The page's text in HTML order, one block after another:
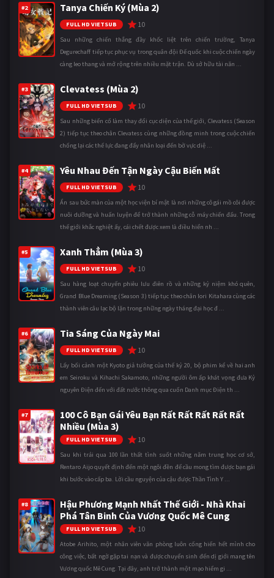
#2 Tanya Chiến Ký (Mùa 2)
FULL HD VIETSUB 10
Sau những chiến thắng đầy khốc liệt trên chiến trường, Tanya
Degurechaff tiếp tục phục vụ trong quân đội Đế quốc khi cuộc chiến ngày
càng leo thang và mở rộng trên nhiều mặt trận. Dù sở hữu tài năn ...
#3 Clevatess (Mùa 2)
FULL HD VIETSUB 10
Sau những biến cố làm thay đổi cục diện của thế giới, Clevatess (Season
2) tiếp tục theo chân Clevatess cùng những đồng minh trong cuộc chiến
chống lại các thế lực đang đẩy nhân loại đến bờ vực diệ ...
#4 Yêu Nhau Đến Tận Ngày Cậu Biến Mất
FULL HD VIETSUB 10
Ẩn sau bức màn của một học viện bí mật là nơi những cô gái mồ côi được
nuôi dưỡng và huấn luyện để trở thành những cỗ máy chiến đấu. Trong
thế giới khắc nghiệt ấy, cái chết được xem là điều hiển nh ...
#5 Xanh Thẳm (Mùa 3)
FULL HD VIETSUB 10
Sau hàng loạt chuyến phiêu lưu điên rồ và những kỷ niệm khó quên,
Grand Blue Dreaming (Season 3) tiếp tục theo chân Iori Kitahara cùng các
thành viên câu lạc bộ lặn trong những ngày tháng đại học đ ...
#6 Tia Sáng Của Ngày Mai
FULL HD VIETSUB 10
Lấy bối cảnh một Kyoto giả tưởng của thế kỷ 20, bộ phim kể về hai anh
em Seiroku và Kihachi Sakamoto, những người ôm ấp khát vọng đưa Kỷ
nguyên Điện đến với đất nước thông qua cuốn Danh mục Điện th ...
#7
100 Cô Bạn Gái Yêu Bạn Rất Rất Rất Rất Rất
Nhiều (Mùa 3)
FULL HD VIETSUB 10
Sau khi trải qua 100 lần thất tình suốt những năm trung học cơ sở,
Rentaro Aijo quyết định đến một ngôi đền để cầu mong tìm được bạn gái
khi bước vào cấp ba. Lời cầu nguyện của cậu được Thần Tình Y ...
#8
Hậu Phương Mạnh Nhất Thế Giới - Nhà Khai
Phá Tân Binh Của Vương Quốc Mê Cung
FULL HD VIETSUB 10
Atobe Arihito, một nhân viên văn phòng luôn cống hiến hết mình cho
công việc, bất ngờ gặp tai nạn và được chuyển sinh đến dị giới mang tên
Vương quốc Mê Cung. Tại đây, anh trở thành một mạo hiểm gi ...